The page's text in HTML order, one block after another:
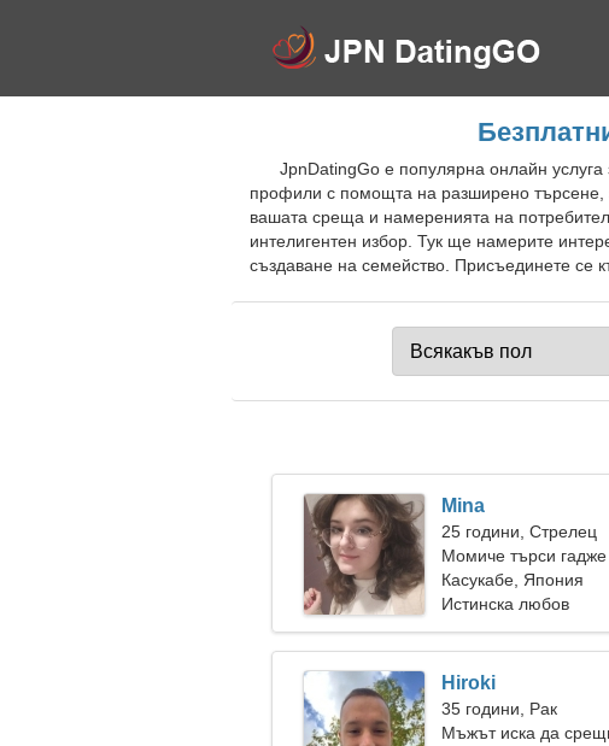
JpnDatingGo е популярна онлайн
профили с помощта на разширено търсене,
вашата среща и намеренията на
интелигентен избор. Тук ще намерите
създаване на семейство. Присъединете се
Mina
25 години, Стрелец
Момиче търси гадже
Касукабе, Япония
Истинска любов
Hiroki
35 години, Рак
Мъжът иска да